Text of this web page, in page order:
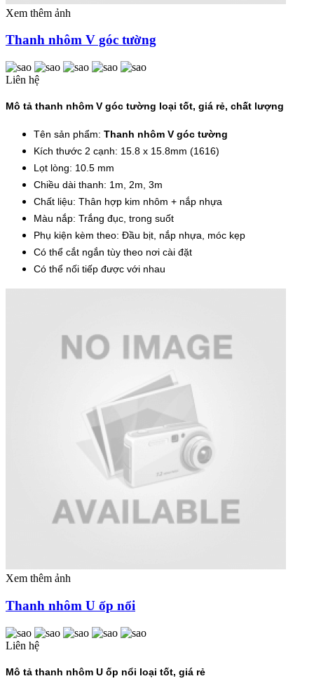
Xem thêm ảnh
Thanh nhôm V góc tường
Liên hệ
Mô tả thanh nhôm V góc tường loại tốt, giá rẻ, chất lượng
Tên sản phẩm: Thanh nhôm V góc tường
Kích thước 2 cạnh: 15.8 x 15.8mm (1616)
Lọt lòng: 10.5 mm
Chiều dài thanh: 1m, 2m, 3m
Chất liệu: Thân hợp kim nhôm + nắp nhựa
Màu nắp: Trắng đục, trong suốt
Phụ kiện kèm theo: Đầu bịt, nắp nhựa, móc kẹp
Có thể cắt ngắn tùy theo nơi cài đặt
Có thể nối tiếp được với nhau
Xem thêm ảnh
Thanh nhôm U ốp nổi
Liên hệ
Mô tả thanh nhôm U ốp nổi loại tốt, giá rẻ